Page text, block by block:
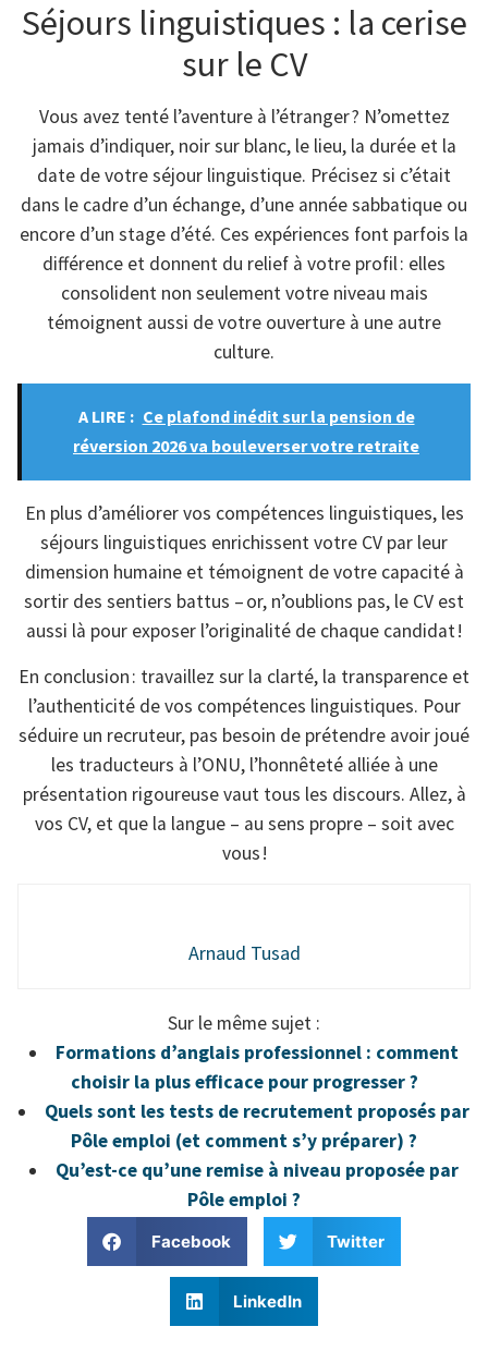
Séjours linguistiques : la cerise
sur le CV
Vous avez tenté l’aventure à l’étranger ? N’omettez
jamais d’indiquer, noir sur blanc, le lieu, la durée et la
date de votre séjour linguistique. Précisez si c’était
dans le cadre d’un échange, d’une année sabbatique ou
encore d’un stage d’été. Ces expériences font parfois la
différence et donnent du relief à votre profil : elles
consolident non seulement votre niveau mais
témoignent aussi de votre ouverture à une autre
culture.
A LIRE : Ce plafond inédit sur la pension de
réversion 2026 va bouleverser votre retraite
En plus d’améliorer vos compétences linguistiques, les
séjours linguistiques enrichissent votre CV par leur
dimension humaine et témoignent de votre capacité à
sortir des sentiers battus – or, n’oublions pas, le CV est
aussi là pour exposer l’originalité de chaque candidat !
En conclusion : travaillez sur la clarté, la transparence et
l’authenticité de vos compétences linguistiques. Pour
séduire un recruteur, pas besoin de prétendre avoir joué
les traducteurs à l’ONU, l’honnêteté alliée à une
présentation rigoureuse vaut tous les discours. Allez, à
vos CV, et que la langue – au sens propre – soit avec
vous !
Arnaud Tusad
Sur le même sujet :
Formations d’anglais professionnel : comment
choisir la plus efficace pour progresser ?
Quels sont les tests de recrutement proposés par
Pôle emploi (et comment s’y préparer) ?
Qu’est-ce qu’une remise à niveau proposée par
Pôle emploi ?
Facebook Twitter
LinkedIn